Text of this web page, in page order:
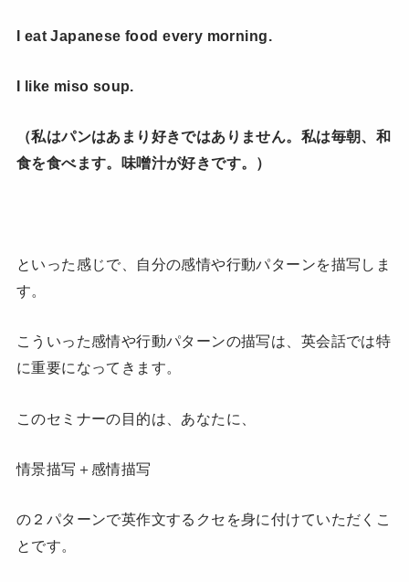
I eat Japanese food every morning.
I like miso soup.
（私はパンはあまり好きではありません。私は毎朝、和
食を食べます。味噌汁が好きです。）
といった感じで、自分の感情や行動パターンを描写しま
す。
こういった感情や行動パターンの描写は、英会話では特
に重要になってきます。
このセミナーの目的は、あなたに、
情景描写＋感情描写
の２パターンで英作文するクセを身に付けていただくこ
とです。